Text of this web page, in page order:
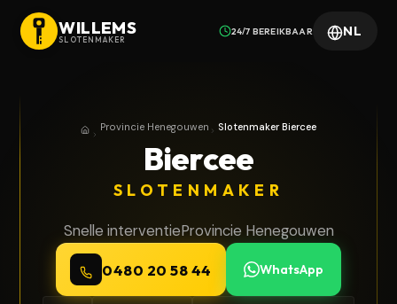
WILLEMS
SLOTENMAKER
24/7 BEREIKBAAR NL
HomeProvincie Henegouwen
Provincie Henegouwen Slotenmaker Biercee
Biercee
SLOTENMAKER
Snelle interventieProvincie Henegouwen
0480 20 58 44 WhatsApp